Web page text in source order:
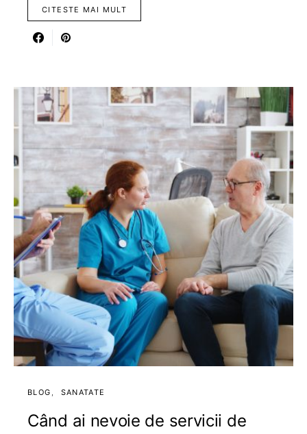
CITESTE MAI MULT
BLOG SANATATE
Când ai nevoie de servicii de